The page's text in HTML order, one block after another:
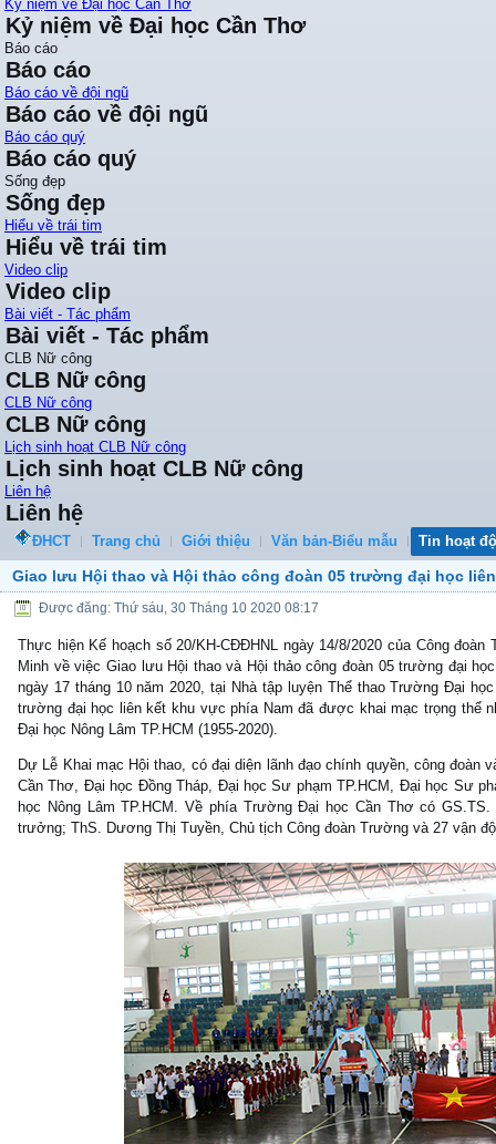
Kỷ niệm về Đại học Cần Thơ
Kỷ niệm về Đại học Cần Thơ
Báo cáo
Báo cáo
Báo cáo về đội ngũ
Báo cáo về đội ngũ
Báo cáo quý
Báo cáo quý
Sống đẹp
Sống đẹp
Hiểu về trái tim
Hiểu về trái tim
Video clip
Video clip
Bài viết - Tác phẩm
Bài viết - Tác phẩm
CLB Nữ công
CLB Nữ công
CLB Nữ công
CLB Nữ công
Lịch sinh hoạt CLB Nữ công
Lịch sinh hoạt CLB Nữ công
Liên hệ
Liên hệ
ĐHCT Trang chủ Giới thiệu Văn bản-Biểu mẫu Tin hoạt
Giao lưu Hội thao và Hội thảo công đoàn 05 trường đại học
Được đăng: Thứ sáu, 30 Tháng 10 2020 08:17
Thực hiện Kế hoạch số 20/KH-CĐĐHNL ngày 14/8/2020 của Công
Minh về việc Giao lưu Hội thao và Hội thảo công đoàn 05 trường đại
ngày 17 tháng 10 năm 2020, tại Nhà tập luyện Thể thao Trường Đại
trường đại học liên kết khu vực phía Nam đã được khai mạc trọng thể
Đại học Nông Lâm TP.HCM (1955-2020).
Dự Lễ Khai mạc Hội thao, có đại diện lãnh đạo chính quyền, công đoàn
Cần Thơ, Đại học Đồng Tháp, Đại học Sư phạm TP.HCM, Đại học Sư
học Nông Lâm TP.HCM. Về phía Trường Đại học Cần Thơ có
trưởng; ThS. Dương Thị Tuyền, Chủ tịch Công đoàn Trường và 27 vận